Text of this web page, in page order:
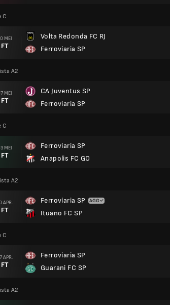
C
MEI
FT
Volta Redonda FC RJ
Ferroviaria SP
A2
MEI
FT
CA Juventus SP
Ferroviaria SP
C
MEI
FT
Ferroviaria SP
Anapolis FC GO
A2
APR.
FT
Ferroviaria SP
Ituano FC SP
C
APR.
FT
Ferroviaria SP
Guarani FC SP
A2